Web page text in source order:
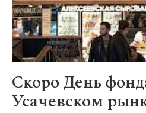
Скоро День
Усачевском